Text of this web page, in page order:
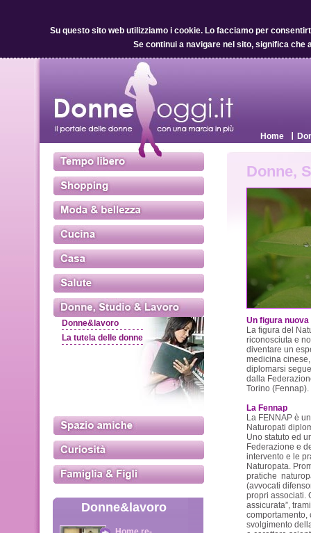
Su questo sito web utilizziamo i cookie.Lo facciamo per
Se continui a navigare nel sito, significa che
Home
Donne&lavoro
La tutela delle donne
Donne&lavoro
Donne,
Un figura nuova
La figura del
riconosciuta e
diventare un
medicina
diplomarsi
dalla
Torino (Fennap).
La Fennap
La FENNAP è
Naturopati
Uno statuto ed
Federazione e
intervento e le
Naturopata.
pratiche
(avvocati
propri associati.
assicurata”,
comportamento,
svolgimento